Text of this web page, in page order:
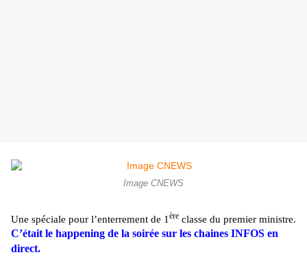
Image CNEWS
Une spéciale pour l’enterrement de 1 ère classe du premier ministre.
C’était le happening de la soirée sur les chaines INFOS en
direct.